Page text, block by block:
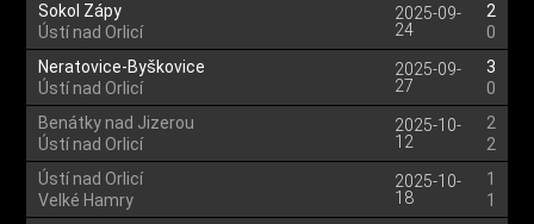
Sokol Zápy
Ústí nad Orlicí
2025-09-
24
2
0
Neratovice-Byškovice
Ústí nad Orlicí
2025-09-
27
3
0
Benátky nad Jizerou
Ústí nad Orlicí
2025-10-
12
2
2
Ústí nad Orlicí
Velké Hamry
2025-10-
18
1
1